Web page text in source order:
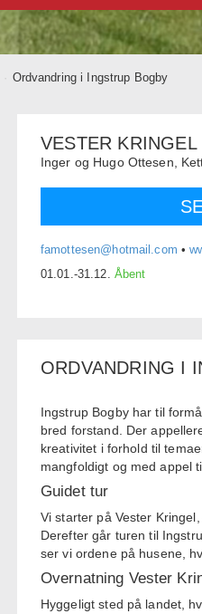
Ordvandring i Ingstrup Bogby
VESTER KRINGEL
Inger og Hugo Ottesen,
famottesen@hotmail.com •
01.01.-31.12. Åbent
ORDVANDRING I
Ingstrup Bogby har til
bred forstand. Der
kreativitet i forhold til
mangfoldigt og med appel
Guidet tur
Vi starter på Vester
Derefter går turen til
ser vi ordene på husene,
Overnatning Vester
Hyggeligt sted på landet,